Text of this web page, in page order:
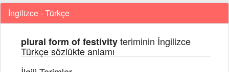
İngilizce - Türkçe
plural form of festivityteriminin İngilizce
Türkçe sözlükte anlamı